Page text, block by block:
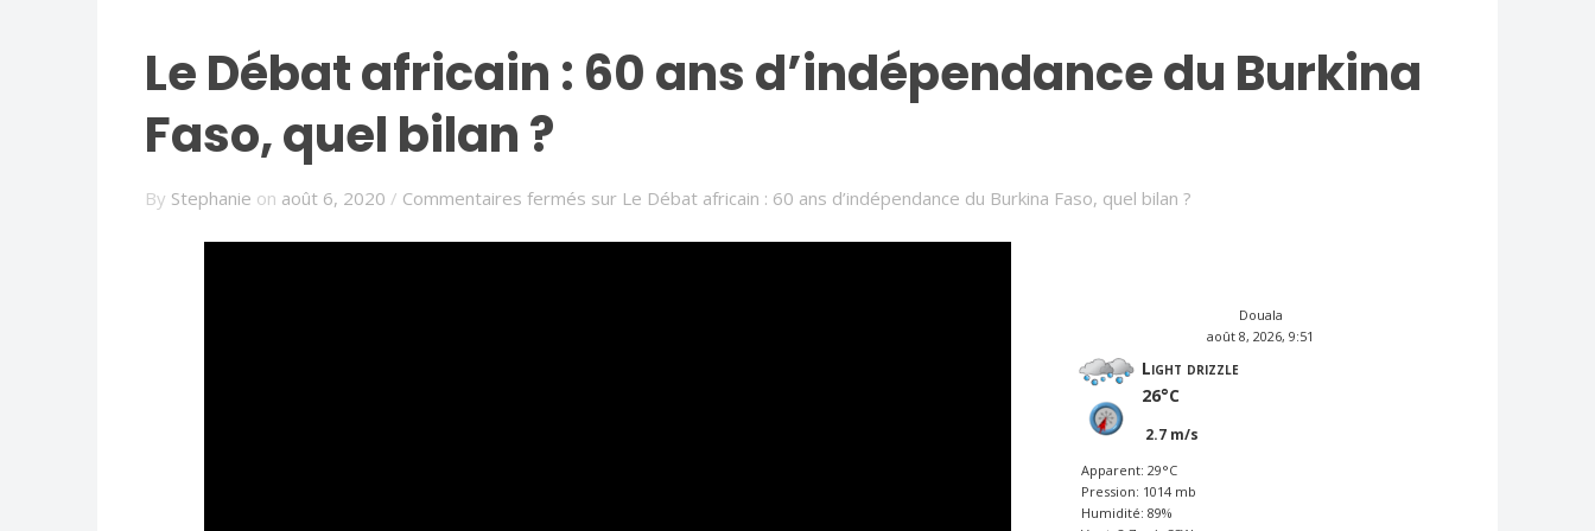
Le Débat africain : 60 ans d’indépendance du Burkina
Faso, quel bilan ?
By Stephanie on août 6, 2020 / Commentaires fermés sur Le Débat africain : 60 ans d’indépendance du Burkina Faso, quel bilan ?
Douala
août 8, 2026, 9:51
Light drizzle
26°C
2.7 m/s
Apparent: 29°C
Pression: 1014 mb
Humidité: 89%